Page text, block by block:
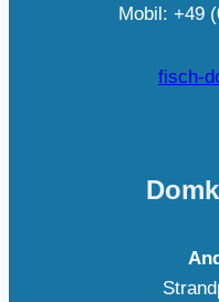
Mobil: +49
fisch-